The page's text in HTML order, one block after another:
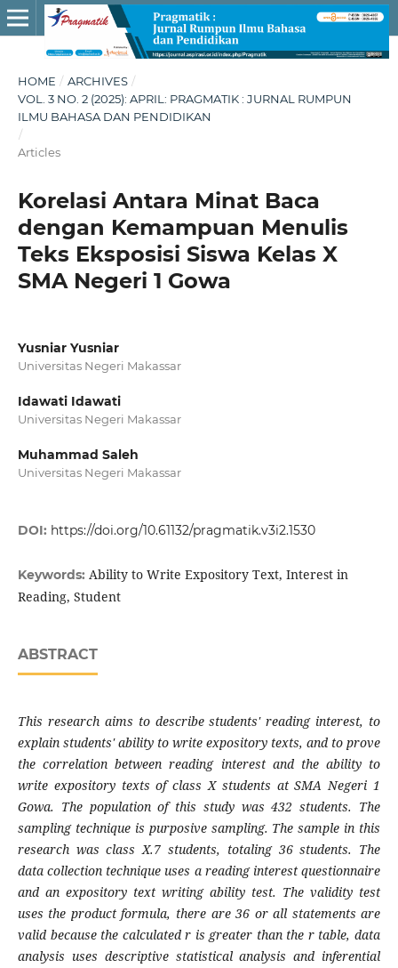
HOME / ARCHIVES /
VOL. 3 NO. 2 (2025): APRIL: PRAGMATIK : JURNAL RUMPUN
ILMU BAHASA DAN PENDIDIKAN
/
Articles
Korelasi Antara Minat Baca
dengan Kemampuan Menulis
Teks Eksposisi Siswa Kelas X
SMA Negeri 1 Gowa
Yusniar Yusniar
Universitas Negeri Makassar
Idawati Idawati
Universitas Negeri Makassar
Muhammad Saleh
Universitas Negeri Makassar
DOI: https://doi.org/10.61132/pragmatik.v3i2.1530
Keywords: Ability to Write Expository Text, Interest in
Reading, Student
ABSTRACT
This research aims to describe students' reading interest, to
explain students' ability to write expository texts, and to prove
the correlation between reading interest and the ability to
write expository texts of class X students at SMA Negeri 1
Gowa. The population of this study was 432 students. The
sampling technique is purposive sampling. The sample in this
research was class X.7 students, totaling 36 students. The
data collection technique uses a reading interest questionnaire
and an expository text writing ability test. The validity test
uses the product formula, there are 36 or all statements are
valid because the calculated r is greater than the r table, data
analysis uses descriptive statistical analysis and inferential